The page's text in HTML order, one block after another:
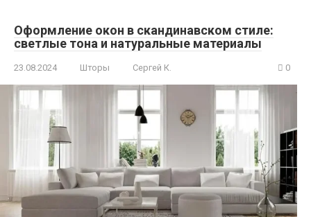
Оформление окон в скандинавском стиле:
светлые тона и натуральные материалы
23.08.2024 Шторы Сергей К. 0